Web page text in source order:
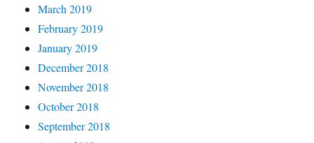
March 2019
February 2019
January 2019
December 2018
November 2018
October 2018
September 2018